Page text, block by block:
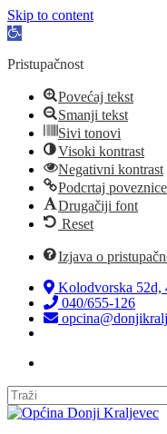
Skip to content
Open
Pristupačnost
Povećaj tekst
Smanji tekst
Sivi tonovi
Visoki kontrast
Negativni kontrast
Podcrtaj poveznice
Drugačiji font
Reset
Izjava o
Kolodvorska 52d,
040/655-126